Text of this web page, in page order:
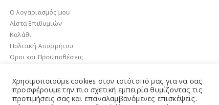
Ο λογαριασμός μου
Λίστα Επιθυμιών
Καλάθι
Πολιτική Απορρήτου
Όροι και Προϋποθέσεις
Χρησιμοποιούμε cookies στον ιστότοπό μας για να σας
προσφέρουμε την πιο σχετική εμπειρία θυμίζοντας τις
προτιμήσεις σας και επαναλαμβανόμενες επισκέψεις.